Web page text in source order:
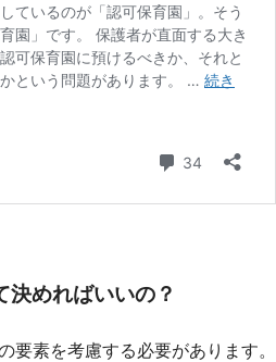
決めればいいの？
要素を考慮する必要があります。